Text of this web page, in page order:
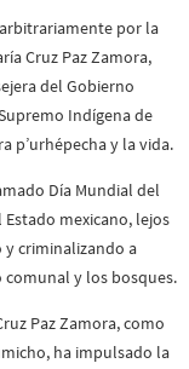
por la
Cruz Paz Zamora,
del Gobierno
Indígena de
p’urhépecha y la vida.
Día Mundial del
mexicano, lejos
y criminalizando a
y los bosques.
Paz Zamora, como
ha impulsado la